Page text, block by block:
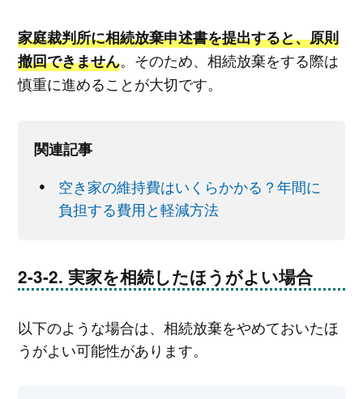
家庭裁判所に相続放棄申述書を提出すると、原則
撤回できません。そのため、相続放棄をする際は
慎重に進めることが大切です。
関連記事
空き家の維持費はいくらかかる？年間に
負担する費用と軽減方法
実家を相続したほうがよい場合
以下のような場合は、相続放棄をやめておいたほ
うがよい可能性があります。